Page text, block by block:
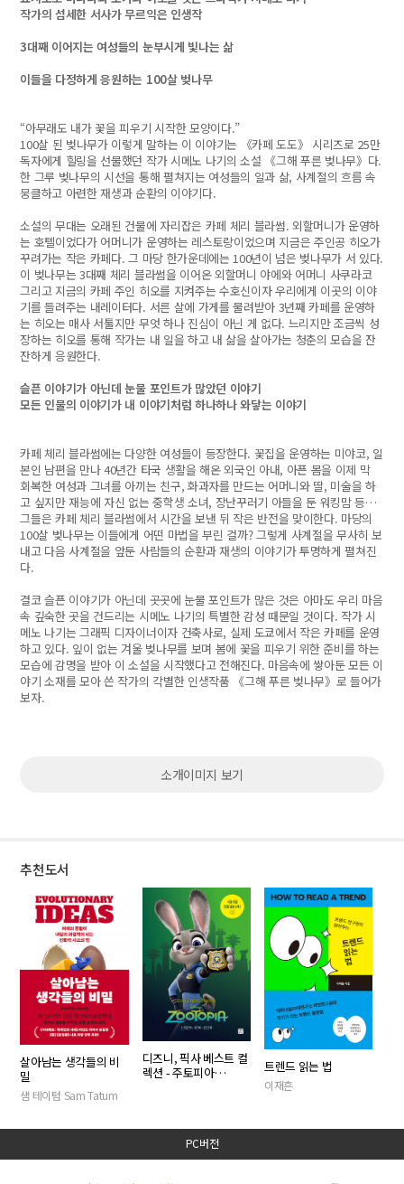
작가의 섬세한 서사가 무르익은 인생작
3대째 이어지는 여성들의 눈부시게 빛나는 삶
이들을 다정하게 응원하는 100살 벚나무
“아무래도 내가 꽃을 피우기 시작한 모양이다.”
100살 된 벚나무가 이렇게 말하는 이 이야기는 《카페 도도》 시리즈로 25만
독자에게 힐링을 선물했던 작가 시메노 나기의 소설 《그해 푸른 벚나무》다.
한 그루 벚나무의 시선을 통해 펼쳐지는 여성들의 일과 삶, 사계절의 흐름 속
뭉클하고 아련한 재생과 순환의 이야기다.
소설의 무대는 오래된 건물에 자리잡은 카페 체리 블라썸. 외할머니가 운영하
는 호텔이었다가 어머니가 운영하는 레스토랑이었으며 지금은 주인공 히오가
꾸려가는 작은 카페다. 그 마당 한가운데에는 100년이 넘은 벚나무가 서 있다.
이 벚나무는 3대째 체리 블라썸을 이어온 외할머니 야에와 어머니 사쿠라코
그리고 지금의 카페 주인 히오를 지켜주는 수호신이자 우리에게 이곳의 이야
기를 들려주는 내레이터다. 서른 살에 가게를 물려받아 3년째 카페를 운영하
는 히오는 매사 서툴지만 무엇 하나 진심이 아닌 게 없다. 느리지만 조금씩 성
장하는 히오를 통해 작가는 내 일을 하고 내 삶을 살아가는 청춘의 모습을 잔
잔하게 응원한다.
슬픈 이야기가 아닌데 눈물 포인트가 많았던 이야기
모든 인물의 이야기가 내 이야기처럼 하나하나 와닿는 이야기
카페 체리 블라썸에는 다양한 여성들이 등장한다. 꽃집을 운영하는 미야코, 일
본인 남편을 만나 40년간 타국 생활을 해온 외국인 아내, 아픈 몸을 이제 막
회복한 여성과 그녀를 아끼는 친구, 화과자를 만드는 어머니와 딸, 미술을 하
고 싶지만 재능에 자신 없는 중학생 소녀, 장난꾸러기 아들을 둔 워킹맘 등…
그들은 카페 체리 블라썸에서 시간을 보낸 뒤 작은 반전을 맞이한다. 마당의
100살 벚나무는 이들에게 어떤 마법을 부린 걸까? 그렇게 사계절을 무사히 보
내고 다음 사계절을 앞둔 사람들의 순환과 재생의 이야기가 투명하게 펼쳐진
다.
결코 슬픈 이야기가 아닌데 곳곳에 눈물 포인트가 많은 것은 아마도 우리 마음
속 깊숙한 곳을 건드리는 시메노 나기의 특별한 감성 때문일 것이다. 작가 시
메노 나기는 그래픽 디자이너이자 건축사로, 실제 도쿄에서 작은 카페를 운영
하고 있다. 잎이 없는 겨울 벚나무를 보며 봄에 꽃을 피우기 위한 준비를 하는
모습에 감명을 받아 이 소설을 시작했다고 전해진다. 마음속에 쌓아둔 모든 이
야기 소재를 모아 쓴 작가의 각별한 인생작품 《그해 푸른 벚나무》로 들어가
보자.
소개이미지 보기
추천도서
살아남는 생각들의 비
밀
샘 테이텀 Sam Tatum
디즈니, 픽사 베스트 컬
렉션 - 주토피아
트렌드 읽는 법
이재흔
PC버전